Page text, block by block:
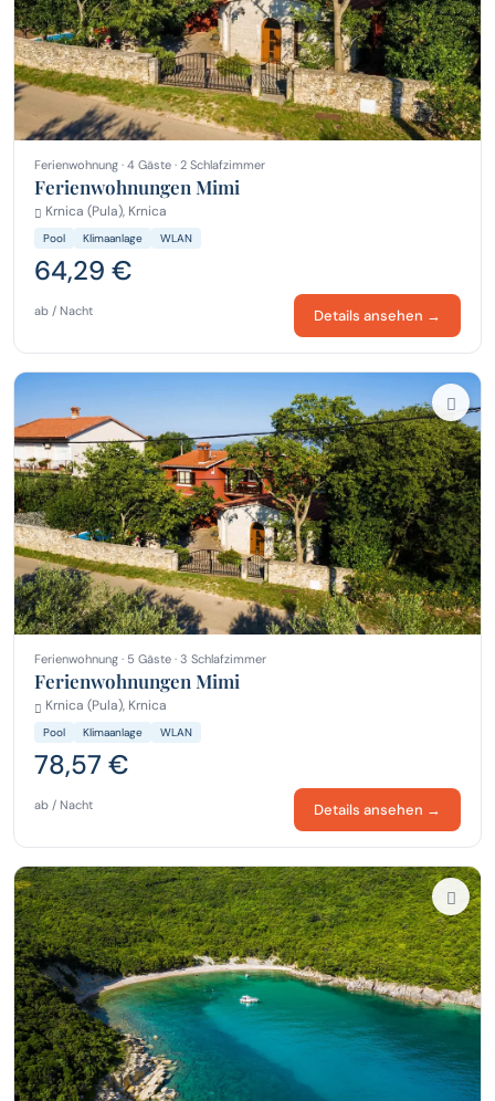
Ferienwohnung · 4 Gäste · 2 Schlafzimmer
Ferienwohnungen Mimi
Krnica (Pula), Krnica
Pool Klimaanlage WLAN
64,29 €
ab / Nacht Details ansehen →
Ferienwohnung · 5 Gäste · 3 Schlafzimmer
Ferienwohnungen Mimi
Krnica (Pula), Krnica
Pool Klimaanlage WLAN
78,57 €
ab / Nacht Details ansehen →